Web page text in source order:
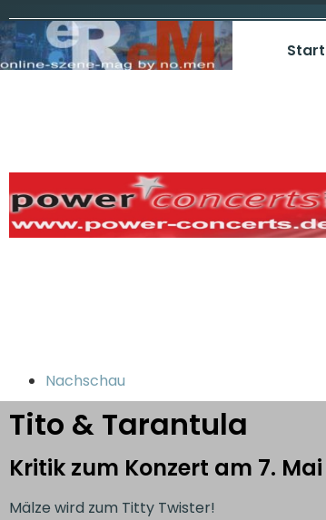
Start
Nachschau
Tito & Tarantula
Kritik zum Konzert am 7.
Mälze wird zum Titty Twister!